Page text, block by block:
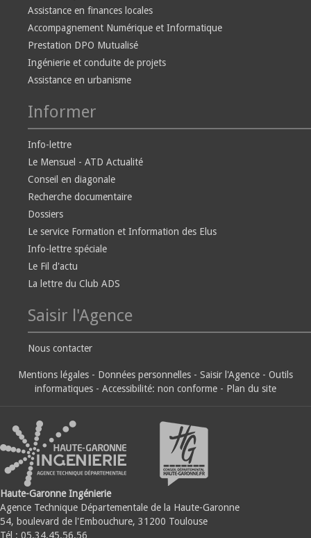
Assistance en finances locales
Accompagnement Numérique et Informatique
Prestation DPO Mutualisé
Ingénierie et conduite de projets
Assistance en urbanisme
Informer
Info-lettre
Le Mensuel - ATD Actualité
Conseil en diagonale
Recherche documentaire
Dossiers
Le service Formation et Information des Elus
Info-lettre spéciale
Le Fil d'actu
La lettre du Club ADS
Saisir l'Agence
Nous contacter
Mentions légales - Données personnelles - Saisir l'Agence - Outils
informatiques - Accessibilité: non conforme - Plan du site
Haute-Garonne Ingénierie
Agence Technique Départementale de la Haute-Garonne
54, boulevard de l'Embouchure, 31200 Toulouse
Tél : 05.34.45.56.56